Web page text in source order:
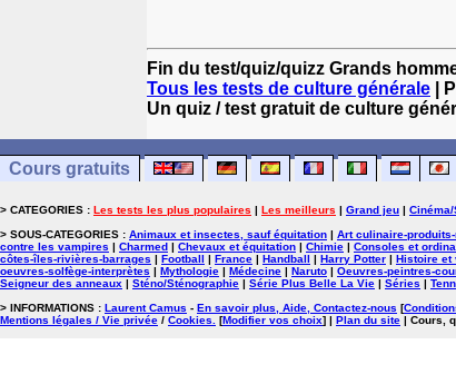
Fin du test/quiz/quizz Grands
Tous les tests de culture générale |
Un quiz / test gratuit de culture
Cours gratuits
> CATEGORIES : Les tests les plus populaires | Les meilleurs | Grand jeu |
> SOUS-CATEGORIES : Animaux et insectes, sauf équitation | Art culinaire-
contre les vampires | Charmed | Chevaux et équitation | Chimie | Consoles et
côtes-îles-rivières-barrages | Football | France | Handball | Harry Potter | Histoire et
oeuvres-solfège-interprètes | Mythologie | Médecine | Naruto | Oeuvres-peintres-
Seigneur des anneaux | Sténo/Sténographie | Série Plus Belle La Vie | Séries |
> INFORMATIONS : Laurent Camus - En savoir plus, Aide, Contactez-nous [
Mentions légales / Vie privée / Cookies [Modifier vos choix] | Plan du site | Cours,